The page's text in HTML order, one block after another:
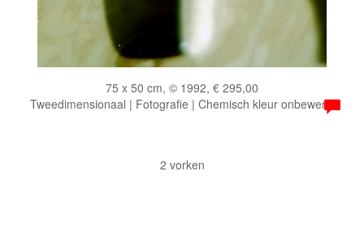
75 x 50 cm, © 1992, € 295,00
Tweedimensionaal | Fotografie | Chemisch kleur onbewerkt
2 vorken